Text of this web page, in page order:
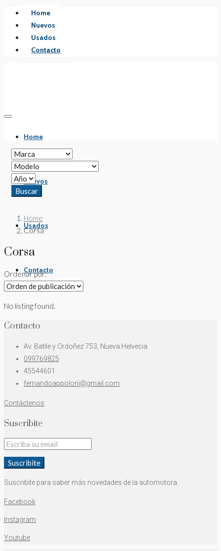
Home
Nuevos
Usados
Contacto
Home
Nuevos
Usados
Contacto
Buscar
Home
Corsa
Corsa
Ordenar por:
No listing found.
Contacto
Av. Batlle y Ordoñez 753, Nueva Helvecia
099769825
45544601
fernandoappoloni@gmail.com
Contáctenos
Suscribite
Suscribite
Suscribite para saber más novedades de la automotora.
Facebook
Instagram
Youtube